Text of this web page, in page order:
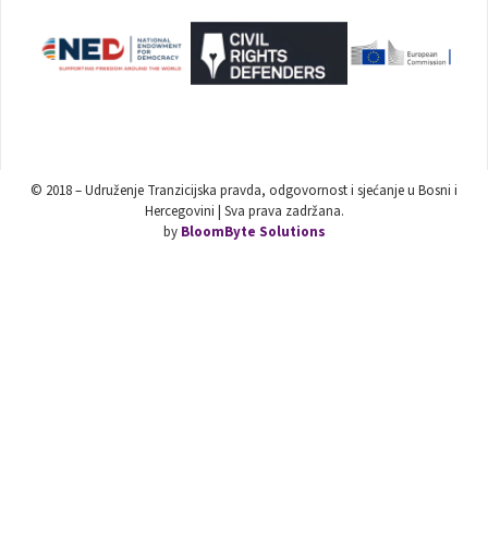
© 2018 – Udruženje Tranzicijska pravda, odgovornost i sjećanje u Bosni i
Hercegovini | Sva prava zadržana.
by BloomByte Solutions